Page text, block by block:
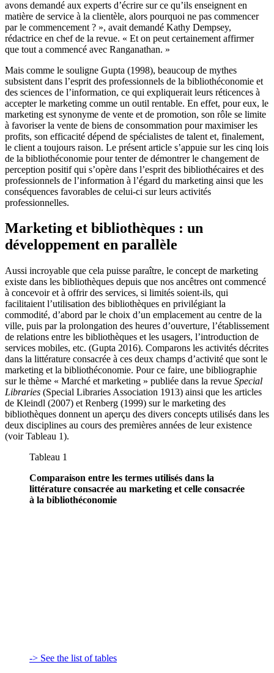
avons demandé aux experts d’écrire sur ce qu’ils enseignent en
matière de service à la clientèle, alors pourquoi ne pas commencer
par le commencement ? », avait demandé Kathy Dempsey,
rédactrice en chef de la revue. « Et on peut certainement affirmer
que tout a commencé avec Ranganathan. »
Mais comme le souligne Gupta (1998), beaucoup de mythes
subsistent dans l’esprit des professionnels de la bibliothéconomie et
des sciences de l’information, ce qui expliquerait leurs réticences à
accepter le marketing comme un outil rentable. En effet, pour eux, le
marketing est synonyme de vente et de promotion, son rôle se limite
à favoriser la vente de biens de consommation pour maximiser les
profits, son efficacité dépend de spécialistes de talent et, finalement,
le client a toujours raison. Le présent article s’appuie sur les cinq lois
de la bibliothéconomie pour tenter de démontrer le changement de
perception positif qui s’opère dans l’esprit des bibliothécaires et des
professionnels de l’information à l’égard du marketing ainsi que les
conséquences favorables de celui-ci sur leurs activités
professionnelles.
Marketing et bibliothèques : un
développement en parallèle
Aussi incroyable que cela puisse paraître, le concept de marketing
existe dans les bibliothèques depuis que nos ancêtres ont commencé
à concevoir et à offrir des services, si limités soient-ils, qui
facilitaient l’utilisation des bibliothèques en privilégiant la
commodité, d’abord par le choix d’un emplacement au centre de la
ville, puis par la prolongation des heures d’ouverture, l’établissement
de relations entre les bibliothèques et les usagers, l’introduction de
services mobiles, etc. (Gupta 2016). Comparons les activités décrites
dans la littérature consacrée à ces deux champs d’activité que sont le
marketing et la bibliothéconomie. Pour ce faire, une bibliographie
sur le thème « Marché et marketing » publiée dans la revue Special
Libraries (Special Libraries Association 1913) ainsi que les articles
de Kleindl (2007) et Renberg (1999) sur le marketing des
bibliothèques donnent un aperçu des divers concepts utilisés dans les
deux disciplines au cours des premières années de leur existence
(voir Tableau 1).
Tableau 1
Comparaison entre les termes utilisés dans la
littérature consacrée au marketing et celle consacrée
à la bibliothéconomie
-> See the list of tables